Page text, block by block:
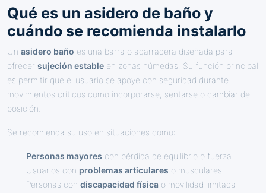
Qué es un asidero de baño y
cuándo se recomienda instalarlo
Un asidero baño es una barra o agarradera diseñada para
ofrecer sujeción estable en zonas húmedas. Su función principal
es permitir que el usuario se apoye con seguridad durante
movimientos críticos como incorporarse, sentarse o cambiar de
posición.
Se recomienda su uso en situaciones como:
Personas mayores con pérdida de equilibrio o fuerza
Usuarios con problemas articulares o musculares
Personas con discapacidad física o movilidad limitada